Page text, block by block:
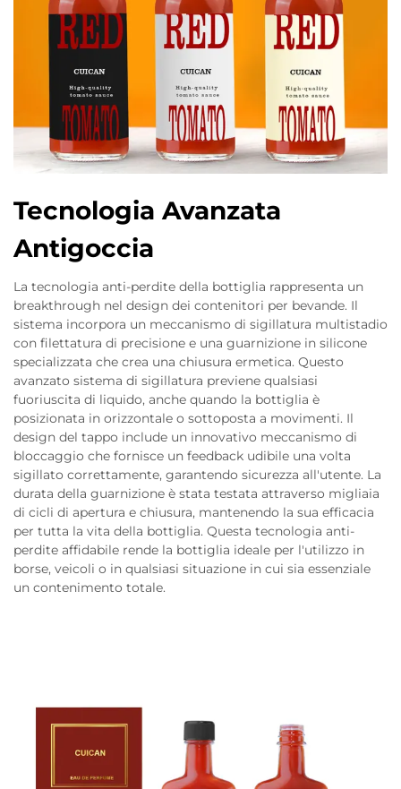
Tecnologia Avanzata
Antigoccia
La tecnologia anti-perdite della bottiglia rappresenta un
breakthrough nel design dei contenitori per bevande. Il
sistema incorpora un meccanismo di sigillatura multistadio
con filettatura di precisione e una guarnizione in silicone
specializzata che crea una chiusura ermetica. Questo
avanzato sistema di sigillatura previene qualsiasi
fuoriuscita di liquido, anche quando la bottiglia è
posizionata in orizzontale o sottoposta a movimenti. Il
design del tappo include un innovativo meccanismo di
bloccaggio che fornisce un feedback udibile una volta
sigillato correttamente, garantendo sicurezza all'utente. La
durata della guarnizione è stata testata attraverso migliaia
di cicli di apertura e chiusura, mantenendo la sua efficacia
per tutta la vita della bottiglia. Questa tecnologia anti-
perdite affidabile rende la bottiglia ideale per l'utilizzo in
borse, veicoli o in qualsiasi situazione in cui sia essenziale
un contenimento totale.